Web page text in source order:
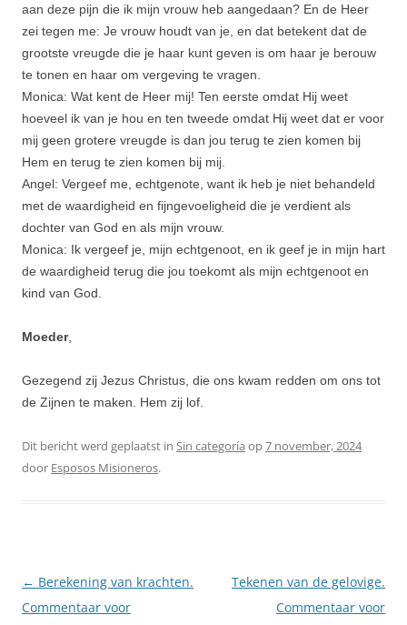
aan deze pijn die ik mijn vrouw heb aangedaan? En de Heer
zei tegen me: Je vrouw houdt van je, en dat betekent dat de
grootste vreugde die je haar kunt geven is om haar je berouw
te tonen en haar om vergeving te vragen.
Monica: Wat kent de Heer mij! Ten eerste omdat Hij weet
hoeveel ik van je hou en ten tweede omdat Hij weet dat er voor
mij geen grotere vreugde is dan jou terug te zien komen bij
Hem en terug te zien komen bij mij.
Angel: Vergeef me, echtgenote, want ik heb je niet behandeld
met de waardigheid en fijngevoeligheid die je verdient als
dochter van God en als mijn vrouw.
Monica: Ik vergeef je, mijn echtgenoot, en ik geef je in mijn hart
de waardigheid terug die jou toekomt als mijn echtgenoot en
kind van God.
Moeder,
Gezegend zij Jezus Christus, die ons kwam redden om ons tot
de Zijnen te maken. Hem zij lof.
Dit bericht werd geplaatst in Sin categoría op7 november, 2024
door Esposos Misioneros.
Berichtnavigatie
← Berekening van krachten.
Commentaar voor
Tekenen van de gelovige.
Commentaar voor